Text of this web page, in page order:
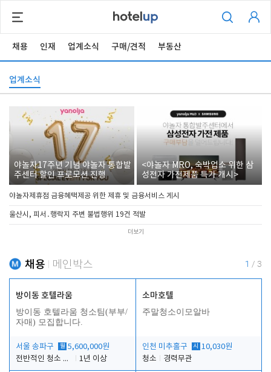
채용 인재 업계소식 구매/견적 부동산
업계소식
야놀자17주년 기념 야놀자 통합발
주센터 할인 프로모션 진행
<야놀자 MRO, 숙박업소 위한 삼
성전자 가전제품 특가 개시>
야놀자제휴점 금융혜택제공 위한 제휴 및 금융서비스 게시
울산시, 피서․행락지 주변 불법행위 19건 적발
더보기
채용 메인박스 1 / 3
방이동 호텔라움
방이동 호텔라움 청소팀(부부/
자매) 모집합니다.
서울 송파구 월 5,600,000원
전반적인 청소 업무(객실청소.객실정리)
1년 이상
소마호텔
주말청소이모알바
인천 미추홀구 시
10,030원
청소
경력무관